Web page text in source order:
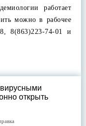
работает
можно в рабочее
8(863)223-74-01 и
открыть